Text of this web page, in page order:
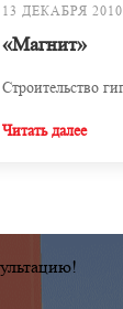
13 ДЕКАБРЯ 2010
«Магнит»
Строительство
Читать далее